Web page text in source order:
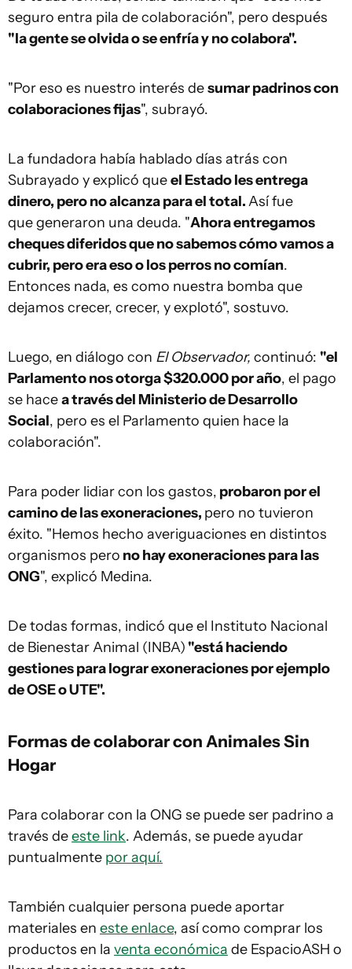
seguro entra pila de colaboración", pero después
"la gente se olvida o se enfría y no colabora".
"Por eso es nuestro interés desumar padrinos con
colaboraciones fijas", subrayó.
La fundadora había hablado días atrás con
Subrayado y explicó queel Estado les entrega
dinero, pero no alcanza para el total.Así fue
que generaron una deuda. "Ahora entregamos
cheques diferidos que no sabemos cómo vamos a
cubrir, pero era eso o los perros no comían.
Entonces nada, es como nuestra bomba que
dejamos crecer, crecer, y explotó", sostuvo.
Luego, en diálogo con El Observador, continuó: "el
Parlamento nos otorga $320.000 por año, el pago
se hacea través del Ministerio de Desarrollo
Social, pero es el Parlamento quien hace la
colaboración".
Para poder lidiar con los gastos, probaron por el
camino de las exoneraciones, pero no tuvieron
éxito. "Hemos hecho averiguaciones en distintos
organismos pero no hay exoneraciones para las
ONG", explicó Medina.
De todas formas, indicó que el Instituto Nacional
de Bienestar Animal (INBA) "está haciendo
gestiones para lograr exoneraciones por ejemplo
de OSE o UTE".
Formas de colaborar con Animales Sin
Hogar
Para colaborar con la ONG se puede ser padrino a
través deeste link. Además, se puede ayudar
puntualmente por aquí.
También cualquier persona puede aportar
materiales en este enlace, así como comprar los
productos en la venta económica de EspacioASH o